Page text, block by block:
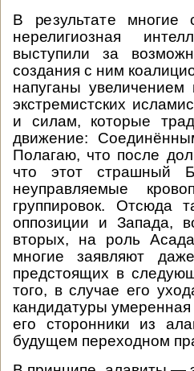
В результате
нерелигиозная
выступили за
создания с ним
напуганы
экстремистских
и силам, которые
движение:
Полагаю, что после
что этот страшный
неуправляемые
группировок. Отсюда
оппозиции и Запада,
вторых, на роль
многие заявляют
предстоящих в
того, в случае его
кандидатуры умеренная
его сторонники из
будущем переходном